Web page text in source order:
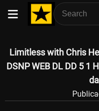
Limitless with Chris
DSNP WEB DL DD 5 1